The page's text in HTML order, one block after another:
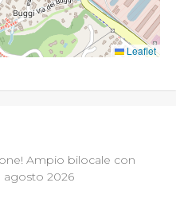
Leaflet
Ampio bilocale con
agosto 2026